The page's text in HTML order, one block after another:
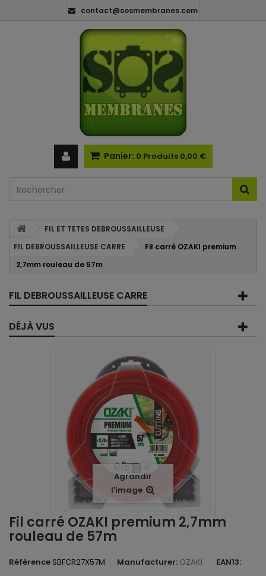
contact@sosmembranes.com
Panier: 0 Produits 0,00 €
FIL ET TETES DEBROUSSAILLEUSE
FIL DEBROUSSAILLEUSE CARRE
Fil carré OZAKI premium
2,7mm rouleau de 57m
FIL DEBROUSSAILLEUSE CARRE
DÉJÀ VUS
Agrandir
l'image
Fil carré OZAKI premium 2,7mm
rouleau de 57m
Référence SBFCR27X57M Manufacturer: OZAKI
EAN13: